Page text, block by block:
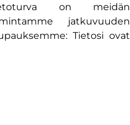
on meidän
jatkuvuuden
Tietosi ovat